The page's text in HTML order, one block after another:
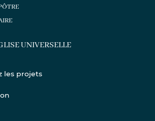
UNIVERSELLE
les projets